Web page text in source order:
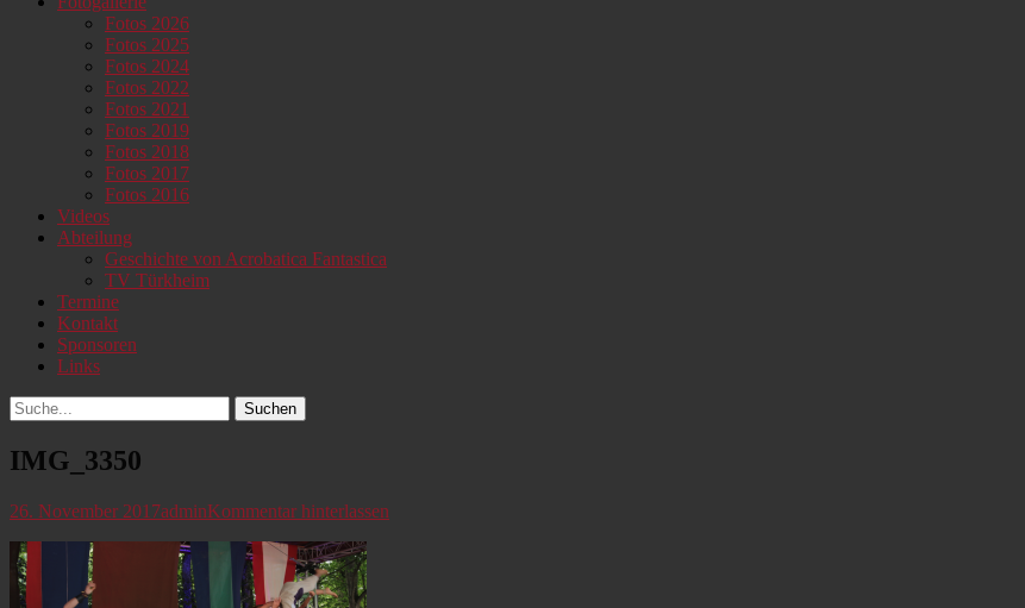
Fotos 2026
Fotos 2025
Fotos 2024
Fotos 2022
Fotos 2021
Fotos 2019
Fotos 2018
Fotos 2017
Fotos 2016
Videos
Abteilung
Geschichte von Acrobatica Fantastica
TV Türkheim
Termine
Kontakt
Sponsoren
Links
Suchen
Suchen
nach:
IMG_3350
Veröffentlicht
26. November 2017Autor
adminKommentar hinterlassen